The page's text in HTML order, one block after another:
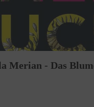
Merian - Das